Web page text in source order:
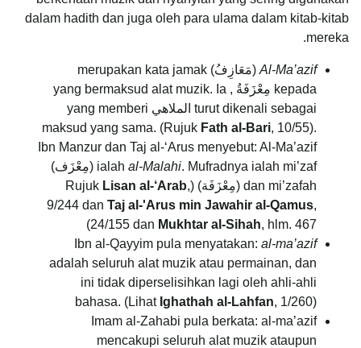
dalam hadith dan juga oleh para ulama dalam kitab-kitab
mereka.
Al-Ma’azif
(مَعَازِفُ) merupakan kata jamak
kepada مِعْزَفَةُ , yang bermaksud alat muzik. Ia
turut dikenali sebagai الملاهي yang memberi
maksud yang sama. (Rujuk Fath al-Bari, 10/55).
Ibn Manzur dan Taj al-‘Arus menyebut: Al-Ma’azif
ialah al-Malahi
. Mufradnya ialah mi’zaf (مِعْزَف)
dan mi’zafah (مِعْزَفَة) (Rujuk
Lisan al-‘Arab,
9/244 dan Taj al-'Arus min Jawahir al-Qamus,
24/155 dan Mukhtar al-Sihah, hlm. 467)
Ibn al-Qayyim pula menyatakan: al-ma’azif
adalah seluruh alat muzik atau permainan, dan
ini tidak diperselisihkan lagi oleh ahli-ahli
bahasa. (Lihat Ighathah al-Lahfan, 1/260)
Imam al-Zahabi pula berkata: al-ma’azif
mencakupi seluruh alat muzik ataupun